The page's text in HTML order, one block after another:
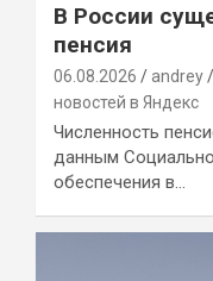
В России
пенсия
06.08.2026 andrey
новостей в Яндекс
Численность
данным
обеспечения в…